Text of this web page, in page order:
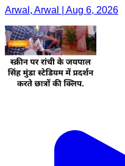
Arwal, Arwal | Aug 6, 2026